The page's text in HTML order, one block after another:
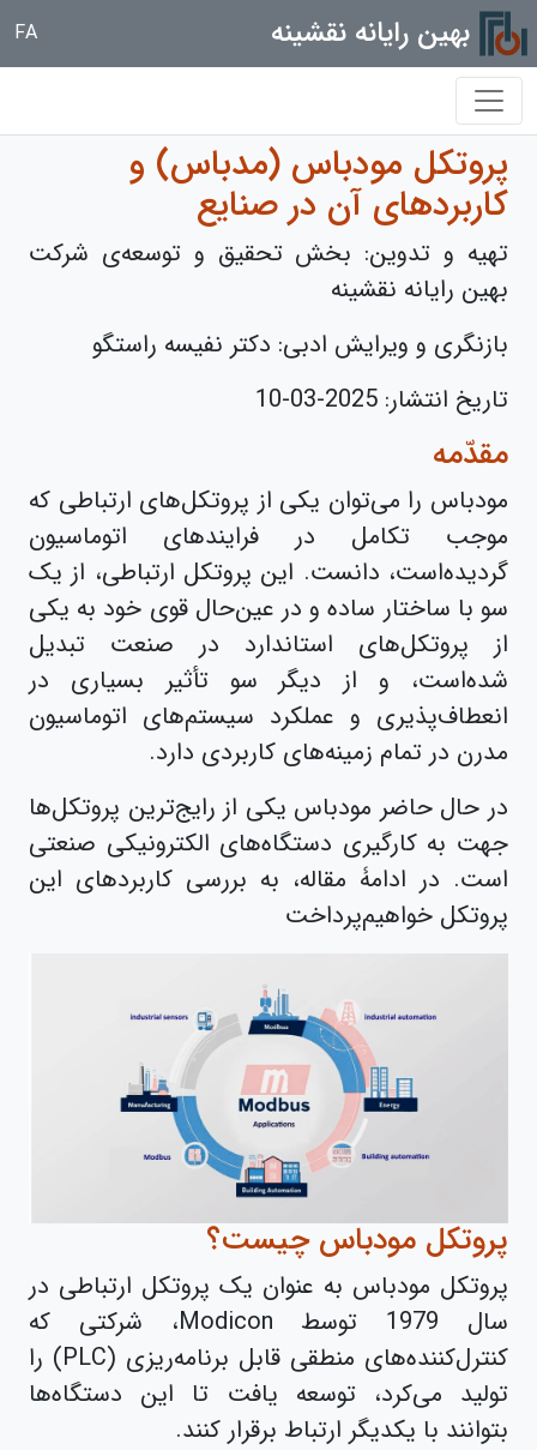
بهین رایانه نقشینه FA
پروتکل مودباس (مدباس) و
کاربردهای آن در صنایع
تهیه و تدوین: بخش تحقیق و توسعه‌ی شرکت
بهین رایانه نقشینه
بازنگری و ویرایش ادبی: دکتر نفیسه راستگو
تاریخ انتشار: 2025-03-10
مقدّمه
مودباس را می‌توان یکی از پروتکل‌های ارتباطی که
موجب تکامل در فرایندهای اتوماسیون
گردیده‌است، دانست. این پروتکل ارتباطی، از یک
سو با ساختار ساده و در عین‌حال قوی خود به یکی
از پروتکل‌های استاندارد در صنعت تبدیل
شده‌است، و از دیگر سو تأثیر بسیاری در
انعطاف‌پذیری و عملکرد سیستم‌های اتوماسیون
مدرن در تمام زمینه‌های کاربردی دارد.
در حال حاضر مودباس یکی از رایج‌ترین پروتکل‌ها
جهت به کارگیری دستگاه‌های الکترونیکی صنعتی
است. در ادامۀ مقاله، به بررسی کاربردهای این
پروتکل خواهیم‌پرداخت
پروتکل مودباس چیست؟
پروتکل مودباس به عنوان یک پروتکل ارتباطی‌ در
سال 1979 توسط Modicon، شرکتی که
کنترل‌کننده‌های منطقی قابل برنامه‌ریزی (PLC) را
تولید می‌کرد، توسعه یافت تا این دستگاه‌ها
بتوانند با یکدیگر ارتباط برقرار کنند.